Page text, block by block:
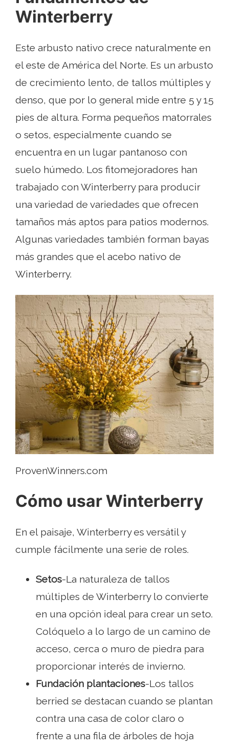
Winterberry
Este arbusto nativo crece naturalmente en
el este de América del Norte. Es un arbusto
de crecimiento lento, de tallos múltiples y
denso, que por lo general mide entre 5 y 15
pies de altura. Forma pequeños matorrales
o setos, especialmente cuando se
encuentra en un lugar pantanoso con
suelo húmedo. Los fitomejoradores han
trabajado con Winterberry para producir
una variedad de variedades que ofrecen
tamaños más aptos para patios modernos.
Algunas variedades también forman bayas
más grandes que el acebo nativo de
Winterberry.
ProvenWinners.com
Cómo usar Winterberry
En el paisaje, Winterberry es versátil y
cumple fácilmente una serie de roles.
Setos-La naturaleza de tallos
múltiples de Winterberry lo convierte
en una opción ideal para crear un seto.
Colóquelo a lo largo de un camino de
acceso, cerca o muro de piedra para
proporcionar interés de invierno.
Fundación plantaciones-Los tallos
berried se destacan cuando se plantan
contra una casa de color claro o
frente a una fila de árboles de hoja